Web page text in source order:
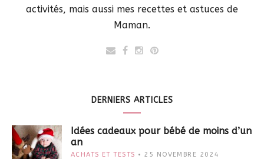
activités, mais aussi mes recettes et astuces de
Maman.
DERNIERS ARTICLES
Idées cadeaux pour bébé de moins d’un
an
ACHATS ET TESTS 25 NOVEMBRE 2024